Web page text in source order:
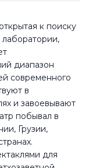
- 20:00
к поиску
диапазон
современного
в
и завоевывают
побывал в
Грузии,
для